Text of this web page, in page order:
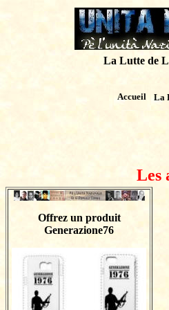
La Lutte de
Accueil La
Les
Offrez un produit
Generazione76